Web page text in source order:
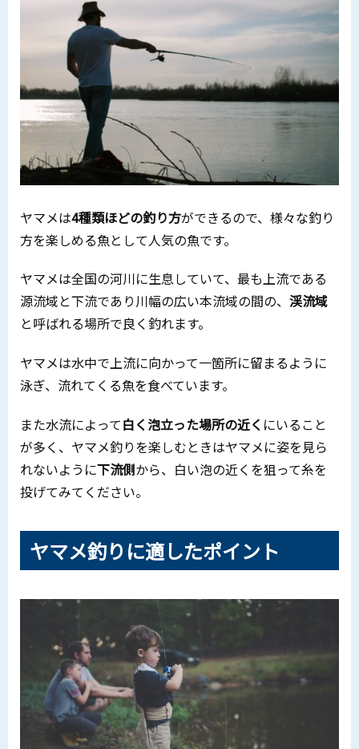
ヤマメは4種類ほどの釣り方ができるので、様々な釣り
方を楽しめる魚として人気の魚です。
ヤマメは全国の河川に生息していて、最も上流である
源流域と下流であり川幅の広い本流域の間の、 渓流域
と呼ばれる場所で良く釣れます。
ヤマメは水中で上流に向かって一箇所に留まるように
泳ぎ、流れてくる魚を食べています。
また水流によって白く泡立った場所の近く にいること
が多く、ヤマメ釣りを楽しむときはヤマメに姿を見ら
れないように下流側から、白い泡の近くを狙って糸を
投げてみてください。
ヤマメ釣りに適したポイント